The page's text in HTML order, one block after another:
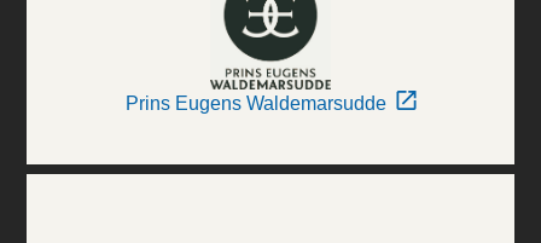
Prins Eugens Waldemarsudde